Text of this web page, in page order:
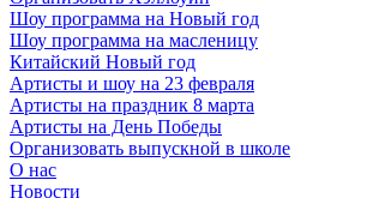
Шоу программа на Новый год
Шоу программа на масленицу
Китайский Новый год
Артисты и шоу на 23 февраля
Артисты на праздник 8 марта
Артисты на День Победы
Организовать выпускной в школе
О нас
Новости